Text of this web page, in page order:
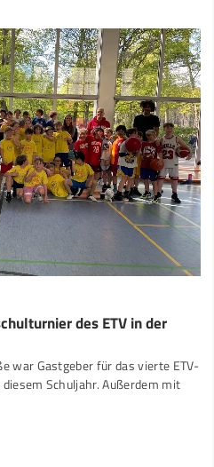
des ETV in der
war Gastgeber für das vierte ETV-
Schuljahr. Außerdem mit